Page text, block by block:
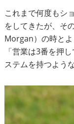
これまで何度もシ
をしてきたが、そ
Morgan）の時とよ
「営業は3番を押
ステムを持つよう